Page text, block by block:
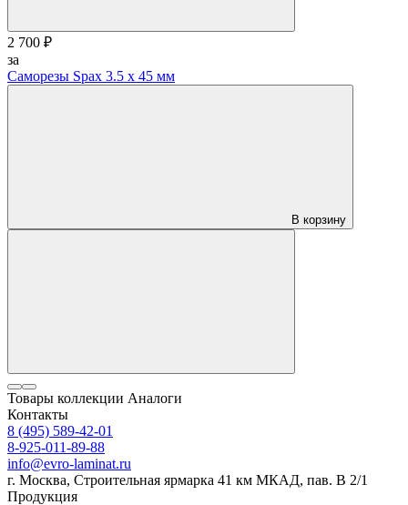
2 700 ₽
за
Саморезы Spax 3.5 х 45 мм
В корзину
Товары коллекции Аналоги
Контакты
8 (495) 589-42-01
8-925-011-89-88
info@evro-laminat.ru
г. Москва, Строительная ярмарка 41 км МКАД, пав. В 2/1
Продукция